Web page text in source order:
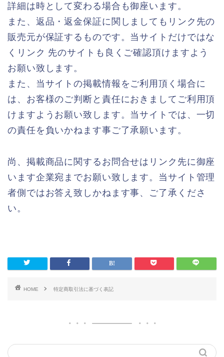
詳細は時として変わる場合も御座います。
また、返品・返金保証に関しましてもリンク先の
販売元が保証するものです。当サイトだけではな
くリンク 先のサイトも良くご確認頂けますよう
お願い致します。
また、当サイトの掲載情報をご利用頂く場合に
は、お客様のご判断と責任におきましてご利用頂
けますようお願い致します。当サイトでは、一切
の責任を負いかねます事ご了承願います。
尚、掲載商品に関するお問合せはリンク先に御座
います企業宛までお願い致します。当サイト管理
者側ではお答え致しかねます事、ご了承くださ
い。
HOME 特定商取引法に基づく表記